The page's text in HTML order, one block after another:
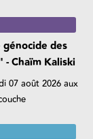
des
Chaïm Kaliski
07 août 2026 aux